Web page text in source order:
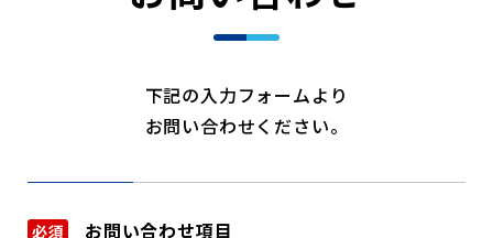
下記の入力フォームより
お問い合わせください。
必須 お問い合わせ項目